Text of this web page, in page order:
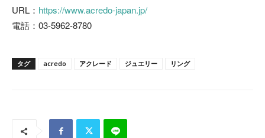
URL： https://www.acredo-japan.jp/
電話：03-5962-8780
タグ acredo アクレード ジュエリー リング